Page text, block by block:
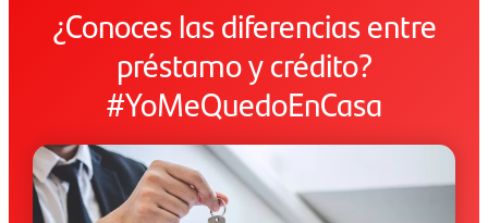
¿Conoces las diferencias entre
préstamo y crédito?
#YoMeQuedoEnCasa